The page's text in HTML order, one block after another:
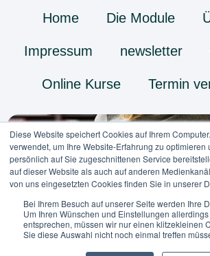
Diese Website speichert Cookies auf Ihrem
verwendet, um Ihre Website-Erfahrung zu optimieren
persönlich auf Sie zugeschnittenen Service
auf dieser Website als auch auf anderen
von uns eingesetzten Cookies finden Sie in unserer
Bei Ihrem Besuch auf unserer Seite werden Ihre
Um Ihren Wünschen und Einstellungen
entsprechen, müssen wir nur einen klitzekleinen
Sie diese Auswahl nicht noch einmal treffen
Home Die Module
Impressum newsletter
Online Kurse Termin
Copyright © 2023